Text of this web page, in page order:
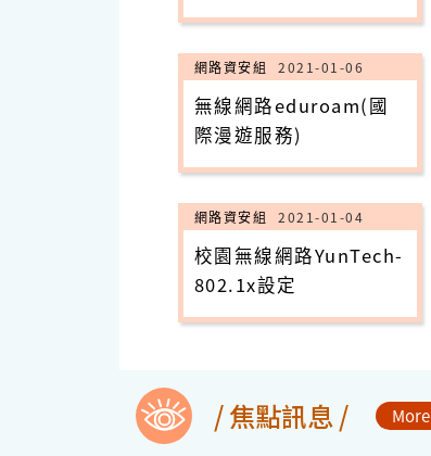
⽬彙整表
網路資安組 2021-01-06
無線網路eduroam(國
際漫遊服務)
網路資安組 2021-01-04
校園無線網路YunTech-
802.1x設定
/ 焦點訊息 / More